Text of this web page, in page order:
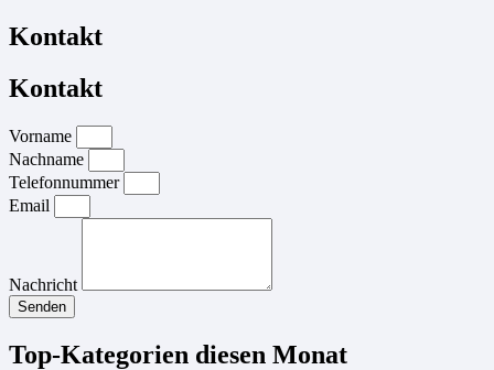
Kontakt
Kontakt
Vorname
Nachname
Telefonnummer
Email
Nachricht
Senden
Top-Kategorien diesen Monat